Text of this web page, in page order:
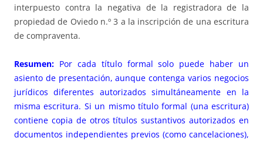
interpuesto contra la negativa de la registradora de la
propiedad de Oviedo n.º 3 a la inscripción de una escritura
de compraventa.
Resumen: Por cada título formal solo puede haber un
asiento de presentación, aunque contenga varios negocios
jurídicos diferentes autorizados simultáneamente en la
misma escritura. Si un mismo título formal (una escritura)
contiene copia de otros títulos sustantivos autorizados en
documentos independientes previos (como cancelaciones),